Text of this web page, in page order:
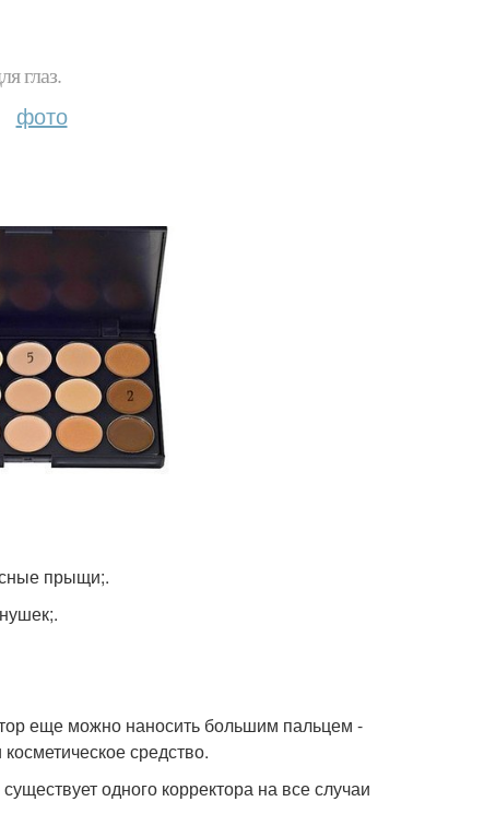
глаз.
фото
прыщи;.
еще можно наносить большим пальцем -
средство.
одного корректора на все случаи